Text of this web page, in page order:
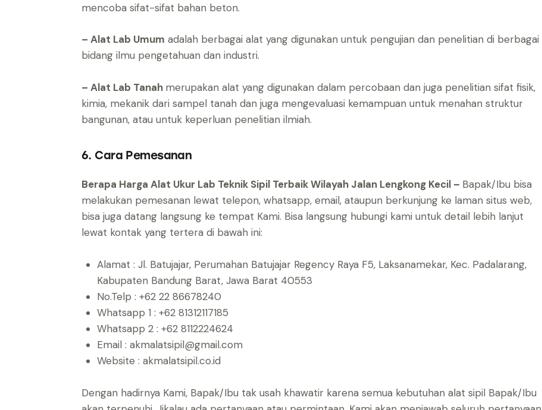
mencoba sifat-sifat bahan beton.
– Alat Lab Umum adalah berbagai alat yang digunakan untuk pengujian dan penelitian di berbagai
bidang ilmu pengetahuan dan industri.
– Alat Lab Tanah merupakan alat yang digunakan dalam percobaan dan juga penelitian sifat fisik,
kimia, mekanik dari sampel tanah dan juga mengevaluasi kemampuan untuk menahan struktur
bangunan, atau untuk keperluan penelitian ilmiah.
6. Cara Pemesanan
Berapa Harga Alat Ukur Lab Teknik Sipil Terbaik Wilayah Jalan Lengkong Kecil – Bapak/Ibu bisa
melakukan pemesanan lewat telepon, whatsapp, email, ataupun berkunjung ke laman situs web,
bisa juga datang langsung ke tempat Kami. Bisa langsung hubungi kami untuk detail lebih lanjut
lewat kontak yang tertera di bawah ini:
Alamat : Jl. Batujajar, Perumahan Batujajar Regency Raya F5, Laksanamekar, Kec. Padalarang,
Kabupaten Bandung Barat, Jawa Barat 40553
No.Telp : +62 22 86678240
Whatsapp 1 : +62 81312117185
Whatsapp 2 : +62 8112224624
Email : akmalatsipil@gmail.com
Website : akmalatsipil.co.id
Dengan hadirnya Kami, Bapak/Ibu tak usah khawatir karena semua kebutuhan alat sipil Bapak/Ibu